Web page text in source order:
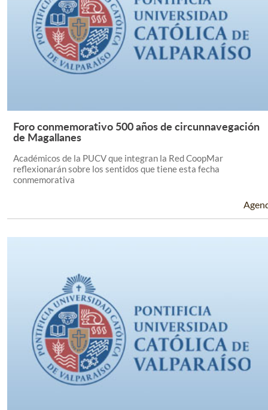
Leer Más +
Foro conmemorativo 500 años de circunnavegación
de Magallanes
Académicos de la PUCV que integran la Red CoopMar
reflexionarán sobre los sentidos que tiene esta fecha
conmemorativa